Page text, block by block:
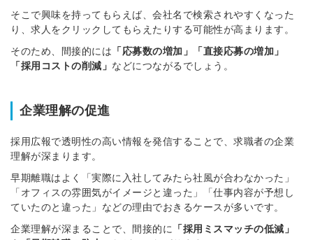
そこで興味を持ってもらえば、会社名で検索されやすくなった
り、求人をクリックしてもらえたりする可能性が高まります。
そのため、間接的には 「応募数の増加」「直接応募の増加」
「採用コストの削減」 などにつながるでしょう。
企業理解の促進
採用広報で透明性の高い情報を発信することで、求職者の企業
理解が深まります。
早期離職はよく「実際に入社してみたら社風が合わなかった」
「オフィスの雰囲気がイメージと違った」「仕事内容が予想し
ていたのと違った」などの理由でおきるケースが多いです。
企業理解が深まることで、間接的に
「採用ミスマッチの低減」